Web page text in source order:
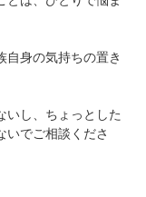
自身の気持ちの置き
いし、ちょっとした
いでご相談くださ